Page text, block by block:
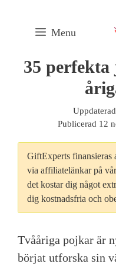
Menu
35
Uppdaterad
Publicerad 12
GiftExperts finansieras
via affiliatelänkar på
det kostar dig något
dig kostnadsfria och
Tvååriga pojkar är
börjat utforska sin